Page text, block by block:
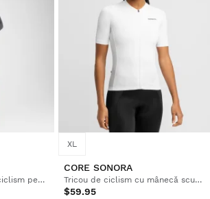
Colanți cu bretele de ciclism pentru femei
XL
CORE SONORA
Tricou de ciclism cu mânecă scurtă pentru femei
$59.95